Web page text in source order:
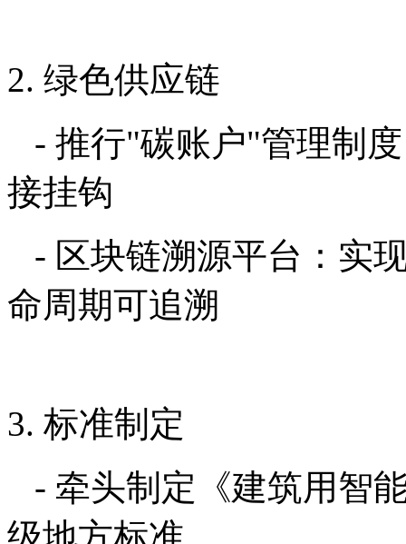
2. 绿色供应链
- 推行"碳账户"管理制
接挂钩
- 区块链溯源平台：实
命周期可追溯
3. 标准制定
- 牵头制定《建筑用智
级地方标准